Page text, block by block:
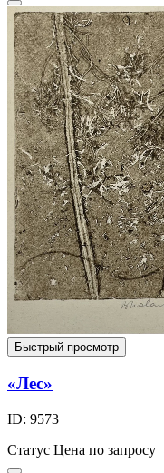
Быстрый просмотр
«Лес»
ID: 9573
Статус Цена по запросу